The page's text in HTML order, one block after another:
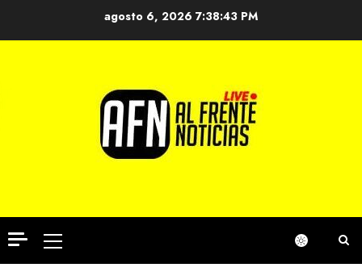
agosto 6, 2026 7:38:43 PM
Menú
principal